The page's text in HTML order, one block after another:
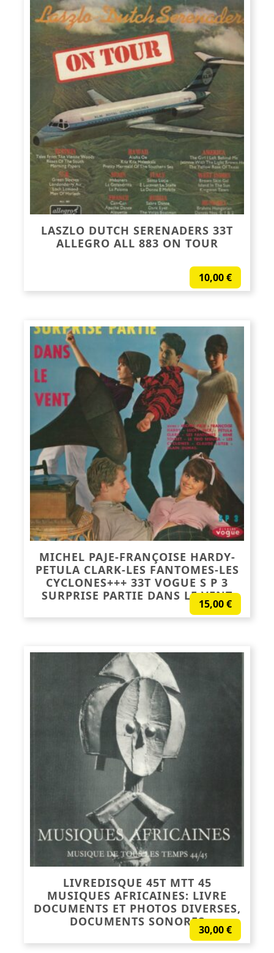
LASZLO DUTCH SERENADERS 33T
ALLEGRO ALL 883 ON TOUR
10,00€
MICHEL PAJE-FRANÇOISE HARDY-
PETULA CLARK-LES FANTOMES-LES
CYCLONES+++ 33T VOGUE S P 3
SURPRISE PARTIE DANS LE VENT
15,00€
LIVREDISQUE 45T MTT 45
MUSIQUES AFRICAINES: LIVRE
DOCUMENTS ET PHOTOS DIVERSES,
DOCUMENTS SONORES
30,00€